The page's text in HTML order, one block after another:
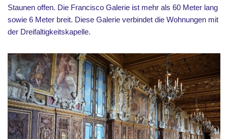
Staunen offen. Die Francisco Galerie ist mehr als 60 Meter lang
sowie 6 Meter breit. Diese Galerie verbindet die Wohnungen mit
der Dreifaltigkeitskapelle.